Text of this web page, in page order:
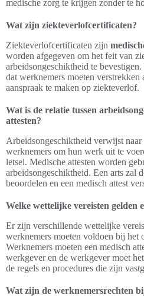
medische zorg te krijgen zonder te
Wat zijn ziekteverlofcertificaten?
Ziekteverlofcertificaten zijn
worden afgegeven om het feit van
arbeidsongeschiktheid te
dat werknemers moeten
aanspraak te maken op ziekteverlof.
Wat is de relatie tussen
attesten?
Arbeidsongeschiktheid verwijst
werknemers om hun werk uit te
letsel. Medische attesten worden
arbeidsongeschiktheid. Een arts zal
beoordelen en een medisch attest
Welke wettelijke vereisten gelden
Er zijn verschillende wettelijke
werknemers moeten voldoen bij het
Werknemers moeten een medisch
werkgever en de werkgever moet
de regels en procedures die zijn
Wat zijn de werknemersrechten